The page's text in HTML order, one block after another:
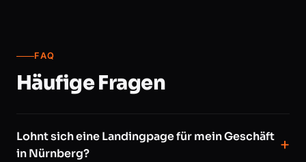
FAQ
Häufige Fragen
Lohnt sich eine Landingpage für mein Geschäft
in Nürnberg?